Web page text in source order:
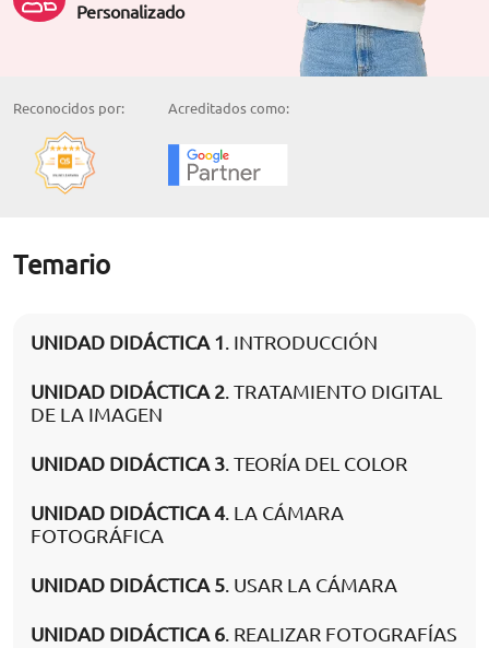
Personalizado
Reconocidos por: Acreditados como:
Temario
UNIDAD DIDÁCTICA 1. INTRODUCCIÓN
UNIDAD DIDÁCTICA 2. TRATAMIENTO DIGITAL
DE LA IMAGEN
UNIDAD DIDÁCTICA 3. TEORÍA DEL COLOR
UNIDAD DIDÁCTICA 4. LA CÁMARA
FOTOGRÁFICA
UNIDAD DIDÁCTICA 5. USAR LA CÁMARA
UNIDAD DIDÁCTICA 6. REALIZAR FOTOGRAFÍAS